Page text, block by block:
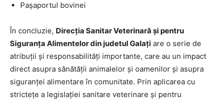
Paşaportul bovinei
În concluzie, Direcția Sanitar Veterinară și pentru
Siguranța Alimentelor din judetul Galați are o serie de
atribuții și responsabilități importante, care au un impact
direct asupra sănătății animalelor și oamenilor și asupra
siguranței alimentare în comunitate. Prin aplicarea cu
strictețe a legislației sanitare veterinare și pentru